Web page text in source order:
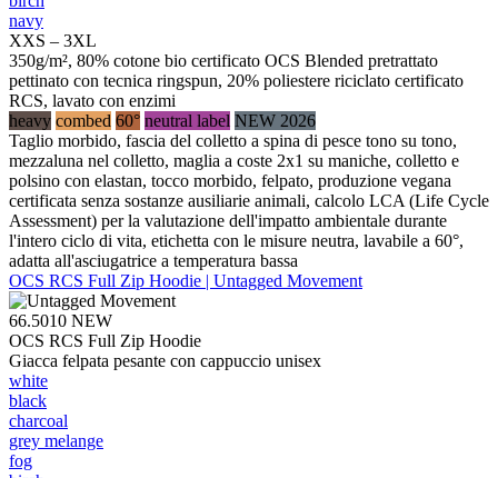
navy
XXS – 3XL
350g/m², 80% cotone bio certificato OCS Blended pretrattato
pettinato con tecnica ringspun, 20% poliestere riciclato certificato
RCS, lavato con enzimi
heavy combed 60° neutral label NEW 2026
Taglio morbido, fascia del colletto a spina di pesce tono su tono,
mezzaluna nel colletto, maglia a coste 2x1 su maniche, colletto e
polsino con elastan, tocco morbido, felpato, produzione vegana
certificata senza sostanze ausiliarie animali, calcolo LCA (Life Cycle
Assessment) per la valutazione dell'impatto ambientale durante
l'intero ciclo di vita, etichetta con le misure neutra, lavabile a 60°,
adatta all'asciugatrice a temperatura bassa
OCS RCS Full Zip Hoodie | Untagged Movement
66.5010 NEW
OCS RCS Full Zip Hoodie
Giacca felpata pesante con cappuccio unisex
white
black
charcoal
grey melange
fog